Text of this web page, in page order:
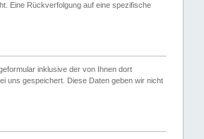
Eine Rückverfolgung auf eine spezifische
inklusive der von Ihnen dort
uns gespeichert. Diese Daten geben wir nicht